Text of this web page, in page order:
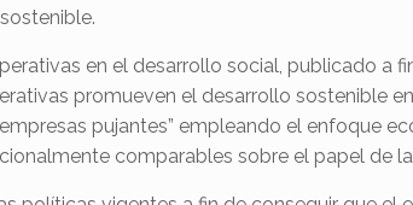
en el desarrollo social, publicado a
promueven el desarrollo sostenible
pujantes” empleando el enfoque
comparables sobre el papel de